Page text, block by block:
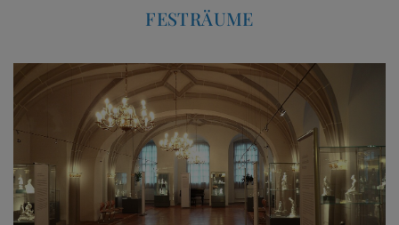
FESTRÄUME